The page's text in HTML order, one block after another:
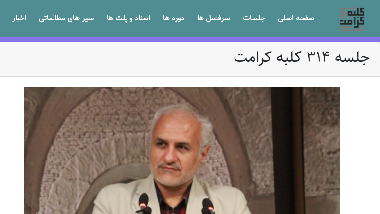
صفحه اصلی جلسات سرفصل ها دوره ها اسناد و پلت ها سیر های مطالعاتی اخبار
جلسه 314 کلبه کرامت